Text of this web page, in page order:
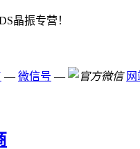
晶振专营！
— 微信号 —